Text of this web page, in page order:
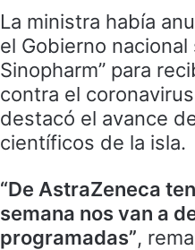
La ministra había
el Gobierno
Sinopharm” para
contra el
destacó el avance
científicos de la isla.
“De AstraZeneca
semana nos van a
programadas”,